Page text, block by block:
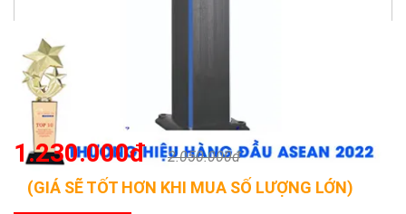
1.230.000đ 2.050.000đ
(GIÁ SẼ TỐT HƠN KHI MUA SỐ LƯỢNG LỚN)